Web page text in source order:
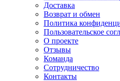
Доставка
Возврат и обмен
Политика
Пользовательское
О проекте
Отзывы
Команда
Сотрудничество
Контакты